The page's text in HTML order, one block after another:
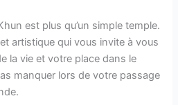
est plus qu’un simple temple.
artistique qui vous invite à vous
la vie et votre place dans le
manquer lors de votre passage